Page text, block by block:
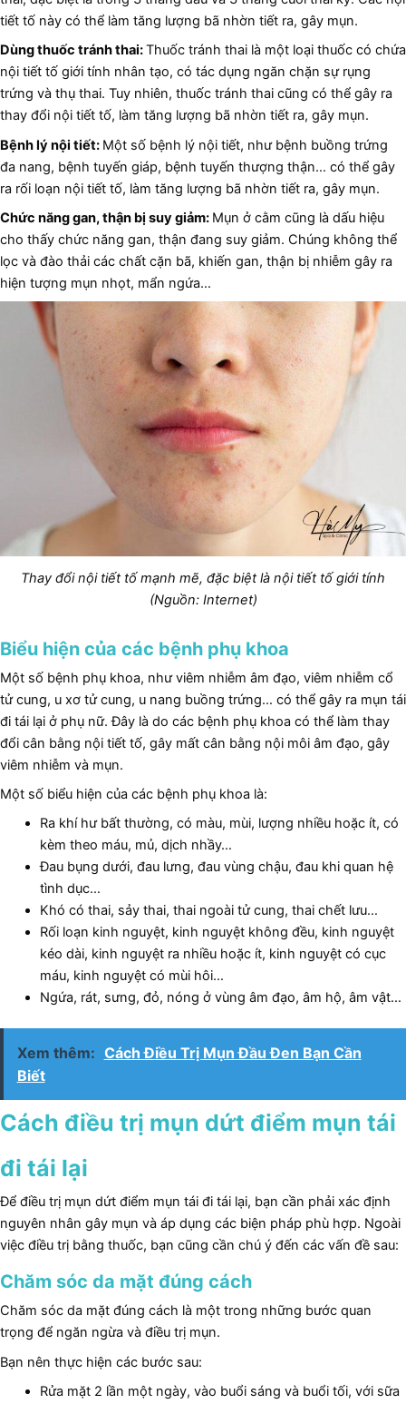
tiết tố này có thể làm tăng lượng bã nhờn tiết ra, gây mụn.
Dùng thuốc tránh thai:Thuốc tránh thai là một loại thuốc có chứa
nội tiết tố giới tính nhân tạo, có tác dụng ngăn chặn sự rụng
trứng và thụ thai. Tuy nhiên, thuốc tránh thai cũng có thể gây ra
thay đổi nội tiết tố, làm tăng lượng bã nhờn tiết ra, gây mụn.
Bệnh lý nội tiết: Một số bệnh lý nội tiết, như bệnh buồng trứng
đa nang, bệnh tuyến giáp, bệnh tuyến thượng thận… có thể gây
ra rối loạn nội tiết tố, làm tăng lượng bã nhờn tiết ra, gây mụn.
Chức năng gan, thận bị suy giảm: Mụn ở cằm cũng là dấu hiệu
cho thấy chức năng gan, thận đang suy giảm. Chúng không thể
lọc và đào thải các chất cặn bã, khiến gan, thận bị nhiễm gây ra
hiện tượng mụn nhọt, mẩn ngứa…
Thay đổi nội tiết tố mạnh mẽ, đặc biệt là nội tiết tố giới tính
(Nguồn: Internet)
Biểu hiện của các bệnh phụ khoa
Một số bệnh phụ khoa, như viêm nhiễm âm đạo, viêm nhiễm cổ
tử cung, u xơ tử cung, u nang buồng trứng… có thể gây ra mụn tái
đi tái lại ở phụ nữ. Đây là do các bệnh phụ khoa có thể làm thay
đổi cân bằng nội tiết tố, gây mất cân bằng nội môi âm đạo, gây
viêm nhiễm và mụn.
Một số biểu hiện của các bệnh phụ khoa là:
Ra khí hư bất thường, có màu, mùi, lượng nhiều hoặc ít, có
kèm theo máu, mủ, dịch nhầy…
Đau bụng dưới, đau lưng, đau vùng chậu, đau khi quan hệ
tình dục…
Khó có thai, sảy thai, thai ngoài tử cung, thai chết lưu…
Rối loạn kinh nguyệt, kinh nguyệt không đều, kinh nguyệt
kéo dài, kinh nguyệt ra nhiều hoặc ít, kinh nguyệt có cục
máu, kinh nguyệt có mùi hôi…
Ngứa, rát, sưng, đỏ, nóng ở vùng âm đạo, âm hộ, âm vật…
Xem thêm: Cách Điều Trị Mụn Đầu Đen Bạn Cần
Biết
Cách điều trị mụn dứt điểm mụn tái
đi tái lại
Để điều trị mụn dứt điểm mụn tái đi tái lại, bạn cần phải xác định
nguyên nhân gây mụn và áp dụng các biện pháp phù hợp. Ngoài
việc điều trị bằng thuốc, bạn cũng cần chú ý đến các vấn đề sau:
Chăm sóc da mặt đúng cách
Chăm sóc da mặt đúng cách là một trong những bước quan
trọng để ngăn ngừa và điều trị mụn.
Bạn nên thực hiện các bước sau:
Rửa mặt 2 lần một ngày, vào buổi sáng và buổi tối, với sữa